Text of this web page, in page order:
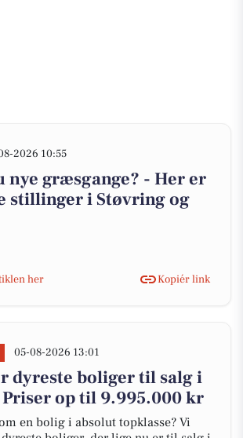
2026 10:55
nye græsgange? - Her er
stillinger i Støvring og
her
Kopiér link
05-08-2026 13:01
dyreste boliger til salg i
op til 9.995.000 kr
en bolig i absolut topklasse? Vi